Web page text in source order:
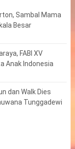
Sambal Mama
Besar
FABI XV
Anak Indonesia
dan Walk Dies
Tunggadewi